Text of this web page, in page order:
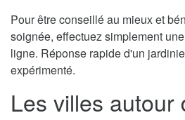
Pour être conseillé au mieux et
soignée, effectuez simplement
ligne. Réponse rapide d'un
expérimenté.
Les villes autour